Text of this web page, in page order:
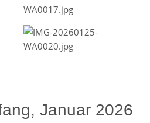
Januar 2026